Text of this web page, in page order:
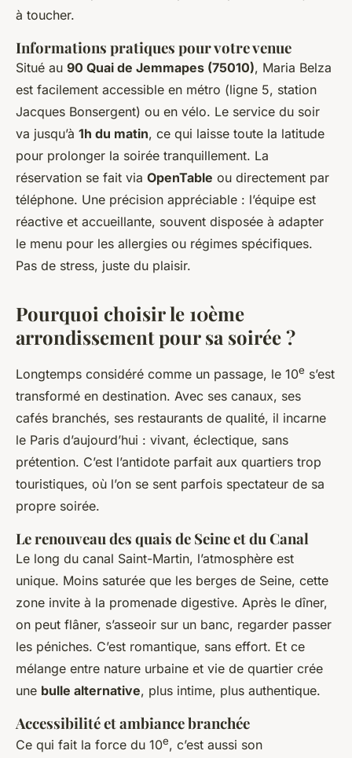
à toucher.
Informations pratiques pour votre venue
Situé au 90 Quai de Jemmapes (75010), Maria Belza
est facilement accessible en métro (ligne 5, station
Jacques Bonsergent) ou en vélo. Le service du soir
va jusqu’à 1h du matin, ce qui laisse toute la latitude
pour prolonger la soirée tranquillement. La
réservation se fait via OpenTable ou directement par
téléphone. Une précision appréciable : l’équipe est
réactive et accueillante, souvent disposée à adapter
le menu pour les allergies ou régimes spécifiques.
Pas de stress, juste du plaisir.
Pourquoi choisir le 10ème
arrondissement pour sa soirée ?
Longtemps considéré comme un passage, le 10e s’est
transformé en destination. Avec ses canaux, ses
cafés branchés, ses restaurants de qualité, il incarne
le Paris d’aujourd’hui : vivant, éclectique, sans
prétention. C’est l’antidote parfait aux quartiers trop
touristiques, où l’on se sent parfois spectateur de sa
propre soirée.
Le renouveau des quais de Seine et du Canal
Le long du canal Saint-Martin, l’atmosphère est
unique. Moins saturée que les berges de Seine, cette
zone invite à la promenade digestive. Après le dîner,
on peut flâner, s’asseoir sur un banc, regarder passer
les péniches. C’est romantique, sans effort. Et ce
mélange entre nature urbaine et vie de quartier crée
une bulle alternative, plus intime, plus authentique.
Accessibilité et ambiance branchée
Ce qui fait la force du 10e, c’est aussi son